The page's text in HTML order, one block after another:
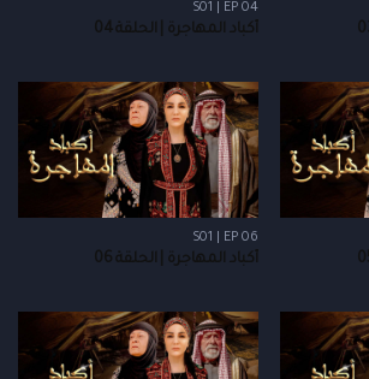
S01 | EP 04
أكباد المهاجرة | الحلقة 04
S01 | EP 06
أكباد المهاجرة | الحلقة 06